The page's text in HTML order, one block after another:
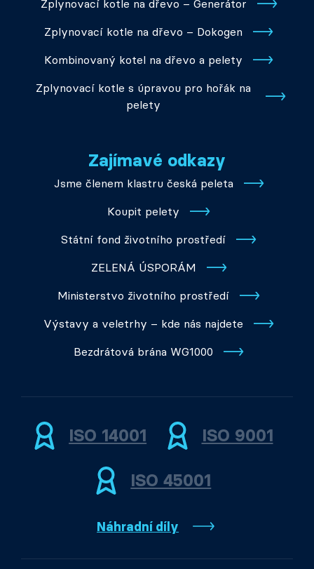
Zplynovací kotle na dřevo – Generátor
Zplynovací kotle na dřevo – Dokogen
Kombinovaný kotel na dřevo a pelety
Zplynovací kotle s úpravou pro hořák na
pelety
Zajímavé odkazy
Jsme členem klastru česká peleta
Koupit pelety
Státní fond životního prostředí
ZELENÁ ÚSPORÁM
Ministerstvo životního prostředí
Výstavy a veletrhy – kde nás najdete
Bezdrátová brána WG1000
ISO 14001 ISO 9001
ISO 45001
Náhradní díly